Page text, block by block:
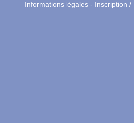
Informations légales- Inscription /